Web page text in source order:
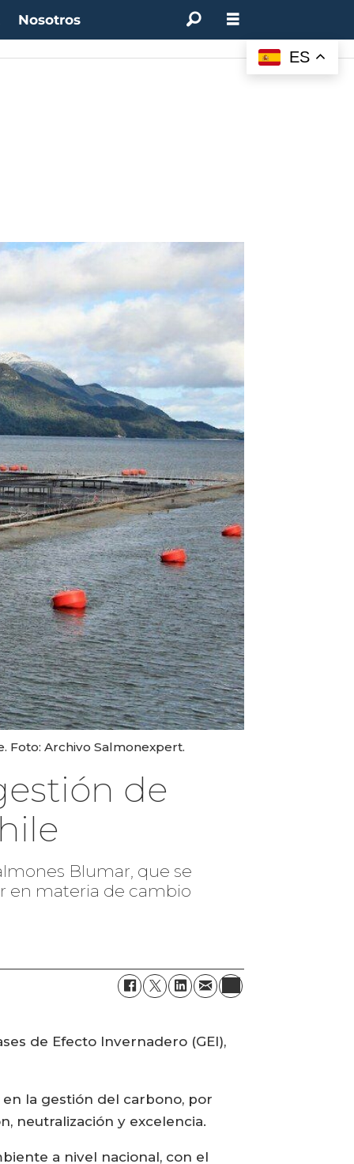
Nosotros
Foto: Archivo Salmonexpert.
de
Blumar, que se
en materia de cambio
de Efecto Invernadero (GEI),
la gestión del carbono, por
neutralización y excelencia.
a nivel nacional, con el
ES